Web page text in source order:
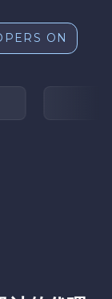
ON